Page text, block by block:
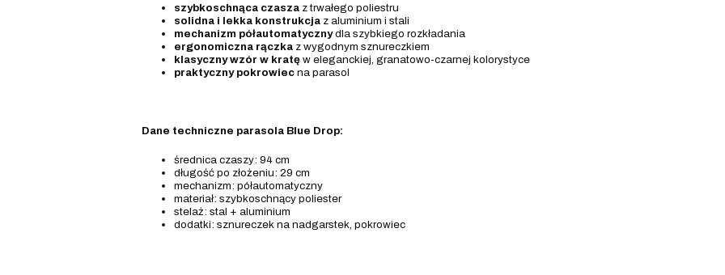
szybkoschnąca czaszaz trwałego poliestru
solidna i lekka konstrukcjaz aluminium i stali
mechanizm półautomatycznydla szybkiego rozkładania
ergonomiczna rączkaz wygodnym sznureczkiem
klasyczny wzór w kratęw eleganckiej, granatowo-czarnej kolorystyce
praktyczny pokrowiecna parasol
Dane techniczne parasola Blue Drop:
średnica czaszy: 94 cm
długość po złożeniu: 29 cm
mechanizm: półautomatyczny
materiał: szybkoschnący poliester
stelaż: stal + aluminium
dodatki: sznureczek na nadgarstek, pokrowiec